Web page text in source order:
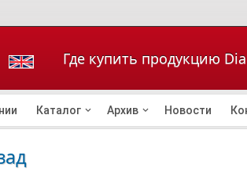
Где купить продукцию
Каталог Архив Новости